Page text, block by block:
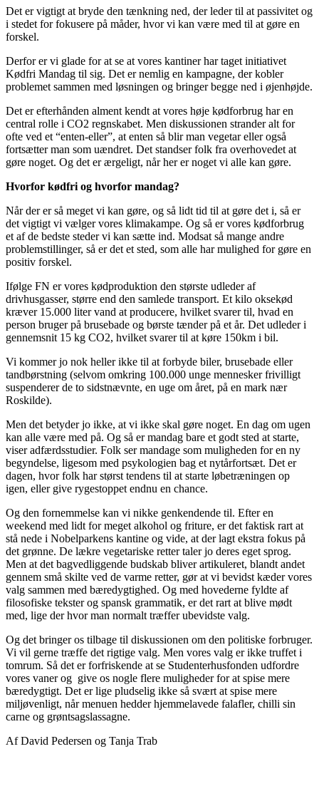
Det er vigtigt at bryde den tænkning ned, der leder til at passivitet og
i stedet for fokusere på måder, hvor vi kan være med til at gøre en
forskel.
Derfor er vi glade for at se at vores kantiner har taget initiativet
Kødfri Mandag til sig. Det er nemlig en kampagne, der kobler
problemet sammen med løsningen og bringer begge ned i øjenhøjde.
Det er efterhånden alment kendt at vores høje kødforbrug har en
central rolle i CO2 regnskabet. Men diskussionen strander alt for
ofte ved et “enten-eller”, at enten så blir man vegetar eller også
fortsætter man som uændret. Det standser folk fra overhovedet at
gøre noget. Og det er ærgeligt, når her er noget vi alle kan gøre.
Hvorfor kødfri og hvorfor mandag?
Når der er så meget vi kan gøre, og så lidt tid til at gøre det i, så er
det vigtigt vi vælger vores klimakampe. Og så er vores kødforbrug
et af de bedste steder vi kan sætte ind. Modsat så mange andre
problemstillinger, så er det et sted, som alle har mulighed for gøre en
positiv forskel.
Ifølge FN er vores kødproduktion den største udleder af
drivhusgasser, større end den samlede transport. Et kilo oksekød
kræver 15.000 liter vand at producere, hvilket svarer til, hvad en
person bruger på brusebade og børste tænder på et år. Det udleder i
gennemsnit 15 kg CO2, hvilket svarer til at køre 150km i bil.
Vi kommer jo nok heller ikke til at forbyde biler, brusebade eller
tandbørstning (selvom omkring 100.000 unge mennesker frivilligt
suspenderer de to sidstnævnte, en uge om året, på en mark nær
Roskilde).
Men det betyder jo ikke, at vi ikke skal gøre noget. En dag om ugen
kan alle være med på. Og så er mandag bare et godt sted at starte,
viser adfærdsstudier. Folk ser mandage som muligheden for en ny
begyndelse, ligesom med psykologien bag et nytårfortsæt. Det er
dagen, hvor folk har størst tendens til at starte løbetræningen op
igen, eller give rygestoppet endnu en chance.
Og den fornemmelse kan vi nikke genkendende til. Efter en
weekend med lidt for meget alkohol og friture, er det faktisk rart at
stå nede i Nobelparkens kantine og vide, at der lagt ekstra fokus på
det grønne. De lækre vegetariske retter taler jo deres eget sprog.
Men at det bagvedliggende budskab bliver artikuleret, blandt andet
gennem små skilte ved de varme retter, gør at vi bevidst kæder vores
valg sammen med bæredygtighed. Og med hovederne fyldte af
filosofiske tekster og spansk grammatik, er det rart at blive mødt
med, lige der hvor man normalt træffer ubevidste valg.
Og det bringer os tilbage til diskussionen om den politiske forbruger.
Vi vil gerne træffe det rigtige valg. Men vores valg er ikke truffet i
tomrum. Så det er forfriskende at se Studenterhusfonden udfordre
vores vaner og give os nogle flere muligheder for at spise mere
bæredygtigt. Det er lige pludselig ikke så svært at spise mere
miljøvenligt, når menuen hedder hjemmelavede falafler, chilli sin
carne og grøntsagslassagne.
Af David Pedersen og Tanja Trab